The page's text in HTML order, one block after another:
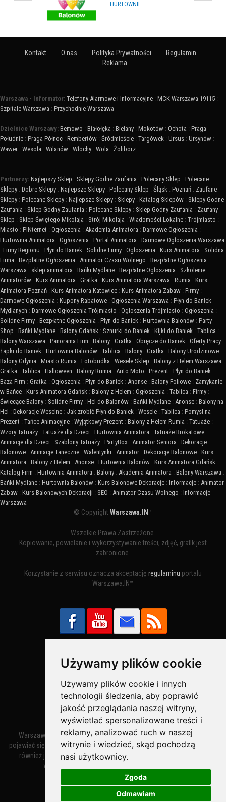
Używamy plików cookie
Używamy plików cookie i innych
technologii śledzenia, aby poprawić
jakość przeglądania naszej witryny,
wyświetlać spersonalizowane treści i
reklamy, analizować ruch w naszej
witrynie i wiedzieć, skąd pochodzą
nasi użytkownicy.
Zgoda
Odmawiam
HURTOWNIE
Kontakt O nas Polityka Prywatności
Regulamin
Reklama
Warszawa - Informator: Telefony Alarmowe i Informacyjne : MCK Warszawa 19115 :
Szpitale Warszawa : Przychodnie Warszawa
Dzielnice Warszawy: Bemowo : Białołęka : Bielany : Mokotów : Ochota : Praga-
Południe : Praga-Północ : Rembertów : Śródmieście : Targówek : Ursus : Ursynów :
Wawer : Wesoła : Wilanów : Włochy : Wola : Żoliborz
Partnerzy: Najlepszy Sklep : Sklepy Godne Zaufania : Polecany Sklep : Polecane
Sklepy : Dobre Sklepy : Najlepsze Sklepy : Polecany Sklep : Śląsk : Poznań : Zaufane
Sklepy : Polecane Sklepy : Najlepsze Sklepy : Sklepy : Katalog Sklepów : Sklepy Godne
Zaufania : Sklep Godny Zaufania : Polecane Sklepy : Sklep Godny Zaufania : Zaufany
Sklep : Sklep Świętego Mikołaja : Strój Mikołaja : Wiadomości Lokalne : Trójmiasto :
Miasto : PINternet : Ogłoszenia : Akademia Animatora : Darmowe Ogłoszenia :
Hurtownia Animatora : Ogłoszenia : Portal Animatora : Darmowe Ogłoszenia Warszawa
: Firmy Regionu : Płyn do Baniek : Solidne Firmy : Ogłoszenia : Kurs Animatora : Solidna
Firma : Bezpłatne Ogłoszenia : Animator Czasu Wolnego : Bezpłatne Ogłoszenia
Warszawa : sklep animatora : Bańki Mydlane : Bezpłatne Ogłoszenia : Szkolenie
Animatorów : Kurs Animatora : Gratka : Kurs Animatora Warszawa : Rumia : Kurs
Animatora Poznań : Kurs Animatora Katowice : Kurs Animatora Zabaw : Firmy :
Darmowe Ogłoszenia : Kupony Rabatowe : Ogłoszenia Warszawa : Płyn do Baniek
Mydlanych : Darmowe Ogłoszenia Trójmiasto : Ogłoszenia Trójmiasto : Ogłoszenia :
Solidne Firmy : Bezpłatne Ogłoszenia : Płyn do Baniek : Hurtownia Balonów : Party
Shop : Bańki Mydlane : Balony Gdańsk : Sznurki do Baniek : Kijki do Baniek : Tablica :
Balony Warszawa : Panorama Firm : Balony : Gratka : Obręcze do Baniek : Oferty Pracy :
Łapki do Baniek : Hurtownia Balonów : Tablica : Balony : Gratka : Balony Urodzinowe :
Balony Gdynia : Miasto Rumia : Fotobudka : Wesele Sklep : Balony z Helem Warszawa :
Gratka : Tablica : Halloween : Balony Rumia : Auto Moto : Prezent : Płyn do Baniek :
Baza Firm : Gratka : Ogłoszenia : Płyn do Baniek : Anonse : Balony Foliowe : Zamykanie
w Bańce : Kurs Animatora Gdańsk : Balony z Helem : Ogłoszenia : Tablica : Firmy :
Świecące Balony : Solidne Firmy : Hel do Balonów : Bańki Mydlane : Anonse : Balony na
Hel : Dekoracje Weselne : Jak zrobić Płyn do Baniek : Wesele : Tablica : Pomysł na
Prezent : Tańce Animacyjne : Wyjątkowy Prezent : Balony z Helem Rumia : Tatuaże :
Wzory Tatuaży : Tatuaże dla Dzieci : Hurtownia Animatora : Tatuaże Brokatowe :
Animacje dla Dzieci : Szablony Tatuaży : PartyBox : Animator Seniora : Dekoracje
Balonowe : Animacje Taneczne : Walentynki : Animator : Dekoracje Balonowe : Kurs
Animatora : Balony z Helem : Anonse : Hurtownia Balonów : Kurs Animatora Gdańsk :
Katalog Firm : Hurtownia Animatora : Balony : Akademia Animatora : Balony Warszawa :
Bańki Mydlane : Hurtownia Balonów : Kurs Balonowe Dekoracje : Informacje : Animator
Zabaw : Kurs Balonowych Dekoracji : SEO : Animator Czasu Wolnego : Informacje
Warszawa
© CopyrightWarszawa.IN ™
Wszelkie Prawa Zastrzeżone.
Kopiowanie, powielanie i wykorzystywanie treści, zdjęć, grafik jest
zabronione.
Korzystanie z serwisu oznacza akceptację regulaminu portalu
Warszawa.IN™
Bezpieczne Płatności obsługuje:
Warszawa – miasto stołeczne Warszawa. Nazwa miasta zaczęła
pojawiać się w dokumentach w XIV wieku jako Warszewa, a od XV wieku
również jako Warszowa. Zmiana nazwy na Warszawa w XV wieku
wynikała z mazowieckiej wymowy dialektycznej.